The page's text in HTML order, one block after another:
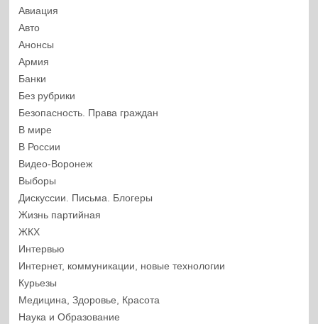
Авиация
Авто
Анонсы
Армия
Банки
Без рубрики
Безопасность. Права граждан
В мире
В России
Видео-Воронеж
Выборы
Дискуссии. Письма. Блогеры
Жизнь партийная
ЖКХ
Интервью
Интернет, коммуникации, новые технологии
Курьезы
Медицина, Здоровье, Красота
Наука и Образование